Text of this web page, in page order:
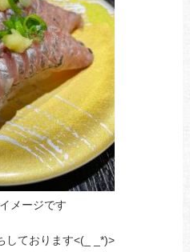
メージです
しております<(_ _*)>